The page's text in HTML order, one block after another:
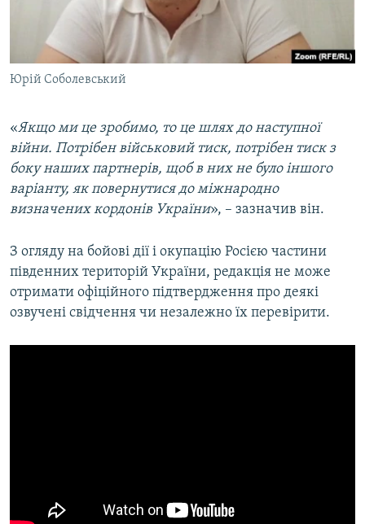
Юрій Соболевський
«Якщо ми це зробимо, то це шлях до наступної
війни. Потрібен військовий тиск, потрібен тиск з
боку наших партнерів, щоб в них не було іншого
варіанту, як повернутися до міжнародно
визначених кордонів України», – зазначив він.
З огляду на бойові дії і окупацію Росією частини
південних територій України, редакція не може
отримати офіційного підтвердження про деякі
озвучені свідчення чи незалежно їх перевірити.